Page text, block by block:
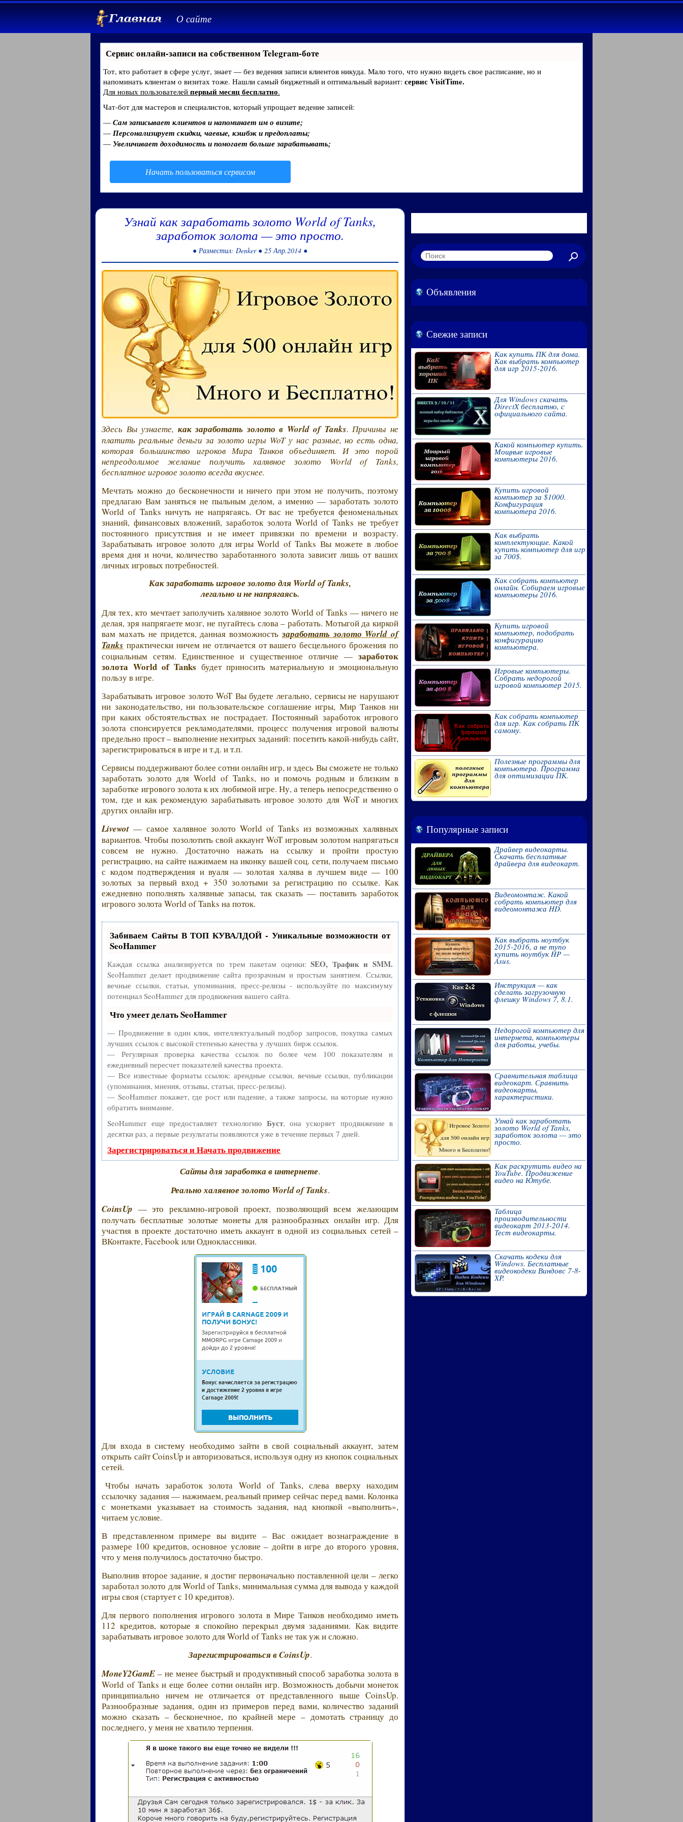
О сайте
Сервис онлайн-записи на собственном Telegram-боте
Тот, кто работает в сфере услуг, знает — без ведения записи клиентов никуда. Мало того, что нужно видеть свое расписание, но и
напоминать клиентам о визитах тоже. Нашли самый бюджетный и оптимальный вариант: сервис VisitTime.
Для новых пользователей первый месяц бесплатно.
Чат-бот для мастеров и специалистов, который упрощает ведение записей:
— Сам записывает клиентов и напоминает им о визите;
— Персонализирует скидки, чаевые, кэшбэк и предоплаты;
— Увеличивает доходимость и помогает больше зарабатывать;
Начать пользоваться сервисом
Узнай как заработать золото World of Tanks,
заработок золота — это просто.
● Разместил: Denker ● 25 Апр.2014 ●
Здесь Вы узнаете, как заработать золото в World of Tanks. Причины не
платить реальные деньги за золото игры WoT у нас разные, но есть одна,
которая большинство игроков Мира Танков объединяет. И это порой
непреодолимое желание получить халявное золото World of Tanks,
бесплатное игровое золото всегда вкуснее.
Мечтать можно до бесконечности и ничего при этом не получить, поэтому
предлагаю Вам заняться не пыльным делом, а именно — заработать золото
World of Tanks ничуть не напрягаясь. От вас не требуется феноменальных
знаний, финансовых вложений, заработок золота World of Tanks не требует
постоянного присутствия и не имеет привязки по времени и возрасту.
Зарабатывать игровое золото для игры World of Tanks Вы можете в любое
время дня и ночи, количество заработанного золота зависит лишь от ваших
личных игровых потребностей.
Как заработать игровое золото для World of Tanks,
легально и не напрягаясь.
Для тех, кто мечтает заполучить халявное золото World of Tanks — ничего не
делая, зря напрягаете мозг, не пугайтесь слова – работать. Мотыгой да киркой
вам махать не придется, данная возможностьзаработать золото World of
Tanks практически ничем не отличается от вашего бесцельного брожения по
социальным сетям. Единственное и существенное отличие — заработок
золота World of Tanks будет приносить материальную и эмоциональную
пользу в игре.
Зарабатывать игровое золото WoT Вы будете легально, сервисы не нарушают
ни законодательство, ни пользовательское соглашение игры, Мир Танков ни
при каких обстоятельствах не пострадает. Постоянный заработок игрового
золота спонсируется рекламодателями, процесс получения игровой валюты
предельно прост – выполнение нехитрых заданий: посетить какой-нибудь сайт,
зарегистрироваться в игре и т.д. и т.п.
Сервисы поддерживают более сотни онлайн игр, и здесь Вы сможете не только
заработать золото для World of Tanks, но и помочь родным и близким в
заработке игрового золота к их любимой игре. Ну, а теперь непосредственно о
том, где и как рекомендую зарабатывать игровое золото для WoT и многих
других онлайн игр.
Livewot — самое халявное золото World of Tanks из возможных халявных
вариантов. Чтобы позолотить свой аккаунт WoT игровым золотом напрягаться
совсем не нужно. Достаточно нажать на ссылку и пройти простую
регистрацию, на сайте нажимаем на иконку вашей соц. сети, получаем письмо
с кодом подтверждения и вуаля — золотая халява в лучшем виде — 100
золотых за первый вход + 350 золотыми за регистрацию по ссылке. Как
ежедневно пополнять халявные запасы, так сказать — поставить заработок
игрового золота World of Tanks на поток.
Забиваем Сайты В ТОП КУВАЛДОЙ - Уникальные возможности от
SeoHammer
Каждая ссылка анализируется по трем пакетам оценки:SEO, Трафик и SMM.
SeoHammer делает продвижение сайта прозрачным и простым занятием. Ссылки,
вечные ссылки, статьи, упоминания, пресс-релизы - используйте по максимуму
потенциал SeoHammer для продвижения вашего сайта.
Что умеет делать SeoHammer
— Продвижение в один клик, интеллектуальный подбор запросов, покупка самых
лучших ссылок с высокой степенью качества у лучших бирж ссылок.
— Регулярная проверка качества ссылок по более чем 100 показателям и
ежедневный пересчет показателей качества проекта.
— Все известные форматы ссылок: арендные ссылки, вечные ссылки, публикации
(упоминания, мнения, отзывы, статьи, пресс-релизы).
— SeoHammer покажет, где рост или падение, а также запросы, на которые нужно
обратить внимание.
SeoHammer еще предоставляет технологию Буст, она ускоряет продвижение в
десятки раз, а первые результаты появляются уже в течение первых 7 дней.
Зарегистрироваться и Начать продвижение
Сайты для заработка в интернете.
Реально халявное золото World of Tanks.
CoinsUp — это рекламно-игровой проект, позволяющий всем желающим
получать бесплатные золотые монеты для разнообразных онлайн игр. Для
участия в проекте достаточно иметь аккаунт в одной из социальных сетей –
ВКонтакте, Facebook или Одноклассники.
Для входа в систему необходимо зайти в свой социальный аккаунт, затем
открыть сайт CoinsUp и авторизоваться, используя одну из кнопок социальных
сетей.
Чтобы начать заработок золота World of Tanks, слева вверху находим
ссылочку задания — нажимаем, реальный пример сейчас перед вами. Колонка
с монетками указывает на стоимость задания, над кнопкой «выполнить»,
читаем условие.
В представленном примере вы видите – Вас ожидает вознаграждение в
размере 100 кредитов, основное условие – дойти в игре до второго уровня,
что у меня получилось достаточно быстро.
Выполнив второе задание, я достиг первоначально поставленной цели – легко
заработал золото для World of Tanks, минимальная сумма для вывода у каждой
игры своя (стартует с 10 кредитов).
Для первого пополнения игрового золота в Мире Танков необходимо иметь
112 кредитов, которые я спокойно перекрыл двумя заданиями. Как видите
зарабатывать игровое золото для World of Tanks не так уж и сложно.
Зарегистрироваться в CoinsUp.
MoneY2GamE – не менее быстрый и продуктивный способ заработка золота в
World of Tanks и еще более сотни онлайн игр. Возможность добычи монеток
принципиально ничем не отличается от представленного выше CoinsUp.
Разнообразные задания, один из примеров перед вами, количество заданий
можно сказать – бесконечное, по крайней мере – домотать страницу до
последнего, у меня не хватило терпения.
Объявления
Свежие записи
Как купить ПК для дома.
Как выбрать компьютер
для игр 2015-2016.
Для Windows скачать
DirectX бесплатно, с
официального сайта.
Какой компьютер купить.
Мощные игровые
компьютеры 2016.
Купить игровой
компьютер за $1000.
Конфигурация
компьютера 2016.
Как выбрать
комплектующие. Какой
купить компьютер для игр
за 700$.
Как собрать компьютер
онлайн. Собираем игровые
компьютеры 2016.
Купить игровой
компьютер, подобрать
конфигурацию
компьютера.
Игровые компьютеры.
Собрать недорогой
игровой компьютер 2015.
Как собрать компьютер
для игр. Как собрать ПК
самому.
Полезные программы для
компьютера. Программа
для оптимизации ПК.
Популярные записи
Драйвер видеокарты.
Скачать бесплатные
драйвера для видеокарт.
Видеомонтаж. Какой
собрать компьютер для
видеомонтажа HD.
Как выбрать ноутбук
2015-2016, а не тупо
купить ноутбук HP —
Asus.
Инструкция — как
сделать загрузочную
флешку Windows 7, 8.1.
Недорогой компьютер для
интернета, компьютеры
для работы, учебы.
Сравнительная таблица
видеокарт. Сравнить
видеокарты,
характеристики.
Узнай как заработать
золото World of Tanks,
заработок золота — это
просто.
Как раскрутить видео на
YouTube. Продвижение
видео на Ютубе.
Таблица
производительности
видеокарт 2013-2014.
Тест видеокарты.
Скачать кодеки для
Windows. Бесплатные
видеокодеки Виндовс 7-8-
XP.